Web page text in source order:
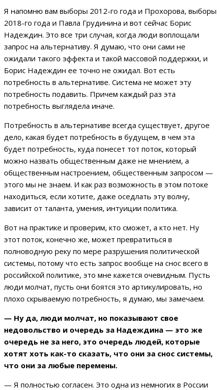
Я напомню вам выборы 2012-го года и Прохорова, выборы
2018-го года и Павла Грудинина и вот сейчас Борис
Надеждин. Это все три случая, когда люди воплощали
запрос на альтернативу. Я думаю, что они сами не
ожидали такого эффекта и такой массовой поддержки, и
Борис Надеждин ее точно не ожидал. Вот есть
потребность в альтернативе. Система не может эту
потребность подавить. Причем каждый раз эта
потребность выглядела иначе.
Потребность в альтернативе всегда существует, другое
дело, какая будет потребность в будущем, в чем эта
будет потребность, куда понесет тот поток, который
можно назвать общественным даже не мнением, а
общественным настроением, общественным запросом —
этого мы не знаем. И как раз возможность в этом потоке
находиться, если хотите, даже оседлать эту волну,
зависит от таланта, умения, интуиции политика.
Вот на практике и проверим, кто сможет, а кто нет. Ну
этот поток, конечно же, может превратиться в
полноводную реку по мере разрушения политической
системы, потому что есть запрос вообще на снос всего в
российской политике, это мне кажется очевидным. Пусть
люди молчат, пусть они боятся это артикулировать, но
плохо скрываемую потребность, я думаю, мы замечаем.
— Ну да, люди молчат, но показывают свое
недовольство и очередь за Надеждина — это же
очередь не за него, это очередь людей, которые
хотят хоть как-то сказать, что они за снос системы,
что они за любые перемены.
— Я полностью согласен. Это одна из немногих в России